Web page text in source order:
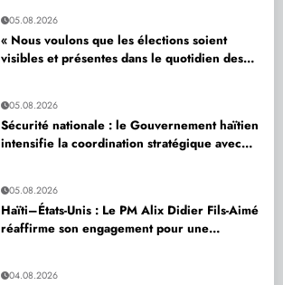
05.08.2026
« Nous voulons que les élections soient
visibles et présentes dans le quotidien des
05.08.2026
Sécurité nationale : le Gouvernement haïtien
intensifie la coordination stratégique avec
05.08.2026
Haïti–États-Unis : Le PM Alix Didier Fils-Aimé
réaffirme son engagement pour une
04.08.2026